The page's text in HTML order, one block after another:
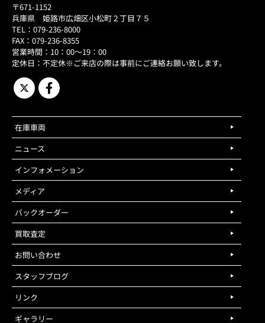
〒671-1152
兵庫県 姫路市広畑区小松町２丁目７５
TEL：079-236-8000
FAX：079-236-8355
営業時間：10：00～19：00
定休日：不定休※ご来店の際は事前にご連絡お願い致します。
在庫車両
ニュース
インフォメーション
メディア
バックオーダー
買取査定
お問い合わせ
スタッフブログ
リンク
ギャラリー